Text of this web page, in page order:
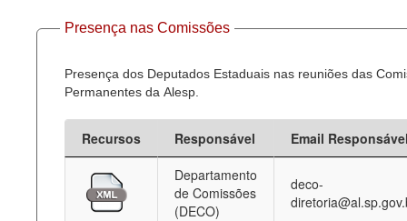
Presença nas Comissões
Presença dos Deputados Estaduais nas reuniões das
Permanentes da Alesp.
Recursos Responsável
Email
Departamento
de Comissões
(DECO)
deco-